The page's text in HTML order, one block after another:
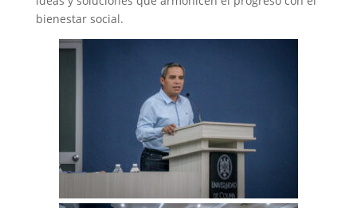
bienestar social.